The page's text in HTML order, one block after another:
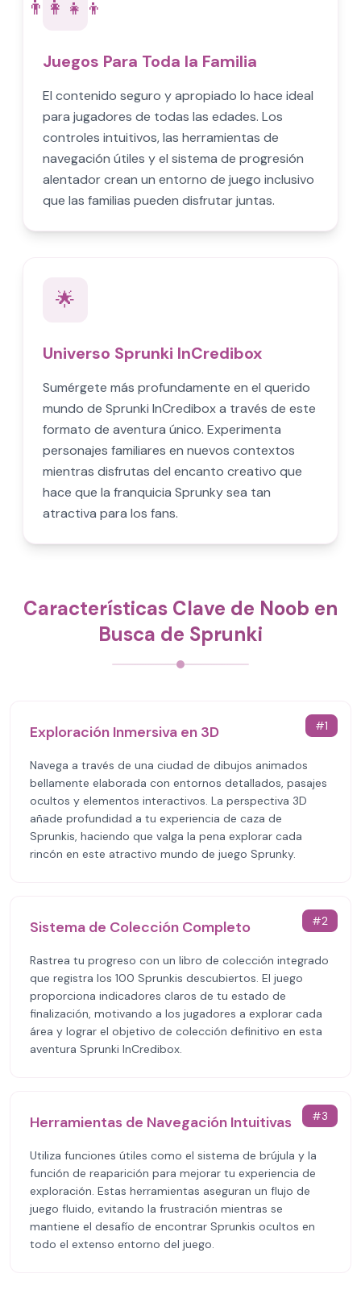
👨‍👩‍👧‍👦
Juegos Para Toda la Familia
El contenido seguro y apropiado lo hace ideal
para jugadores de todas las edades. Los
controles intuitivos, las herramientas de
navegación útiles y el sistema de progresión
alentador crean un entorno de juego inclusivo
que las familias pueden disfrutar juntas.
🌟
Universo Sprunki InCredibox
Sumérgete más profundamente en el querido
mundo de Sprunki InCredibox a través de este
formato de aventura único. Experimenta
personajes familiares en nuevos contextos
mientras disfrutas del encanto creativo que
hace que la franquicia Sprunky sea tan
atractiva para los fans.
Características Clave de Noob en
Busca de Sprunki
#1
Exploración Inmersiva en 3D
Navega a través de una ciudad de dibujos animados
bellamente elaborada con entornos detallados, pasajes
ocultos y elementos interactivos. La perspectiva 3D
añade profundidad a tu experiencia de caza de
Sprunkis, haciendo que valga la pena explorar cada
rincón en este atractivo mundo de juego Sprunky.
#2
Sistema de Colección Completo
Rastrea tu progreso con un libro de colección integrado
que registra los 100 Sprunkis descubiertos. El juego
proporciona indicadores claros de tu estado de
finalización, motivando a los jugadores a explorar cada
área y lograr el objetivo de colección definitivo en esta
aventura Sprunki InCredibox.
#3
Herramientas de Navegación Intuitivas
Utiliza funciones útiles como el sistema de brújula y la
función de reaparición para mejorar tu experiencia de
exploración. Estas herramientas aseguran un flujo de
juego fluido, evitando la frustración mientras se
mantiene el desafío de encontrar Sprunkis ocultos en
todo el extenso entorno del juego.